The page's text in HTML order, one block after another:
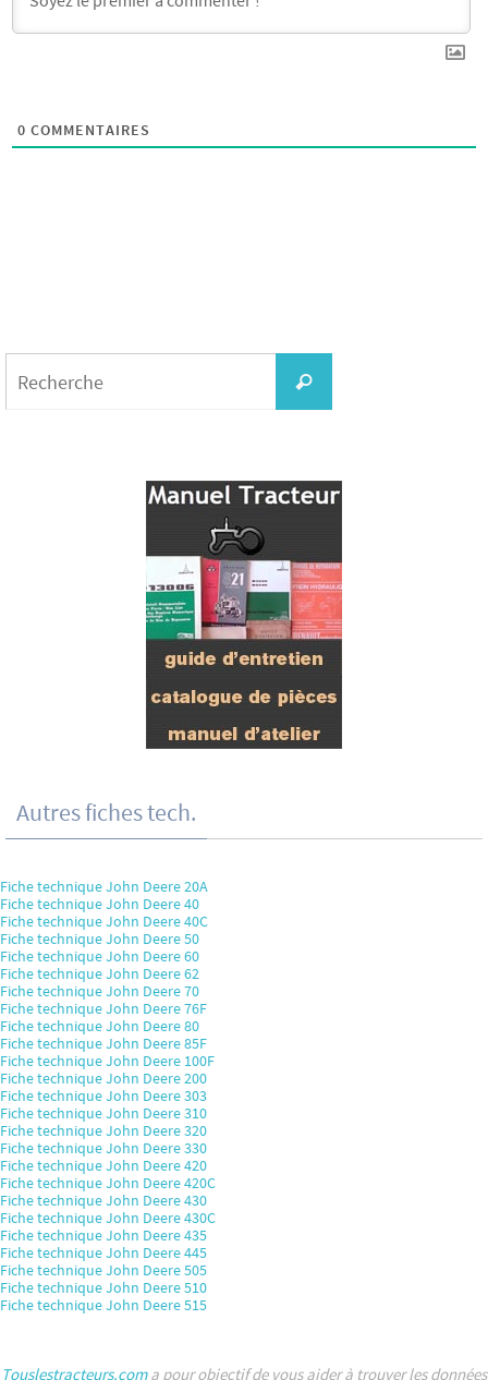
0 COMMENTAIRES
Recherche
Autres fiches tech.
Fiche technique John Deere 20A
Fiche technique John Deere 40
Fiche technique John Deere 40C
Fiche technique John Deere 50
Fiche technique John Deere 60
Fiche technique John Deere 62
Fiche technique John Deere 70
Fiche technique John Deere 76F
Fiche technique John Deere 80
Fiche technique John Deere 85F
Fiche technique John Deere 100F
Fiche technique John Deere 200
Fiche technique John Deere 303
Fiche technique John Deere 310
Fiche technique John Deere 320
Fiche technique John Deere 330
Fiche technique John Deere 420
Fiche technique John Deere 420C
Fiche technique John Deere 430
Fiche technique John Deere 430C
Fiche technique John Deere 435
Fiche technique John Deere 445
Fiche technique John Deere 505
Fiche technique John Deere 510
Fiche technique John Deere 515
Touslestracteurs.coma pour objectif de vous aider à trouver les données